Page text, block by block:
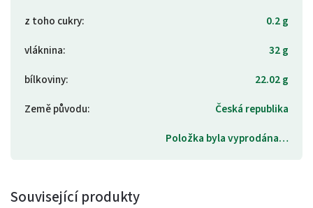
z toho cukry:
0.2 g
vláknina:
32 g
bílkoviny:
22.02 g
Země původu:
Česká republika
Položka byla vyprodána…
Související produkty